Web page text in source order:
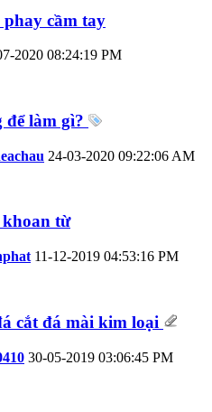
phay cầm tay
2020 08:24:19 PM
làm gì?
24-03-2020 09:22:06 AM
từ
11-12-2019 04:53:16 PM
cắt đá mài kim loại
30-05-2019 03:06:45 PM